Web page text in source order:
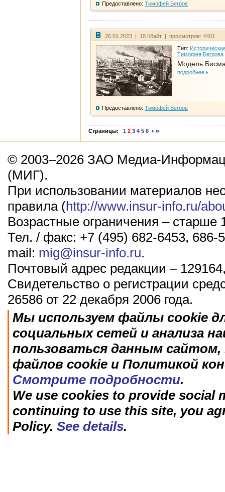
Предоставлено: Тимофей Бегров
26.01.2023 | 10 Кбайт | просмотров: 4401
Тип:
Тимофея Бегрова
Модель
подробнее
Предоставлено: Тимофей Бегров
Страницы: 1 2 3 4 5 6
© 2003–2026 ЗАО Медиа-
(МИГ).
При использовании материалов
правила (http://www.insur-info.ru/
Возрастные ограничения – старше
Тел. / факс: +7 (495) 682-6453, 686-
mail: mig@insur-info.ru.
Почтовый адрес редакции –
Свидетельство о регистрации
26586 от 22 декабря 2006 года.
Мы используем файлы cookie
социальных сетей и анализа
пользоваться данным
файлов cookie и Политикой
Смотрите подробности.
We use cookies to provide social
continuing to use this site, you
Policy. See details.